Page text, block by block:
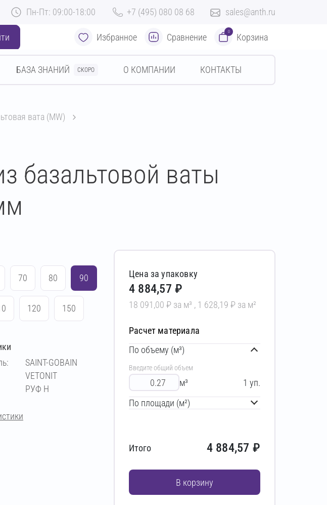
Пн-Пт: 09:00-18:00 +7 (495) 080 08 68 sales@anth.ru
Избранное Сравнение
0
Корзина
БАЗА ЗНАНИЙ СКОРО О КОМПАНИИ КОНТАКТЫ
вата (MW)
базальтовой ваты
70 80 90
120 150
SAINT-GOBAIN
VETONIT
РУФ Н
Цена за упаковку
4 884,57 ₽
18 091,00 ₽ за м³ , 1 628,19 ₽ за м²
Расчет материала
По объему (м³)
Введите общий объем
м³ 1 уп.
По площади (м²)
Итого 4 884,57 ₽
В корзину